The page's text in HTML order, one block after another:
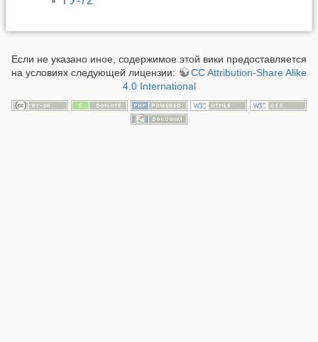
Если не указано иное, содержимое этой вики предоставляется
на условиях следующей лицензии:
CC Attribution-Share Alike
4.0 International